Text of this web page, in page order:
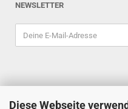
Diese Webseite
NEWSLETTER
ESPRESSOINDEX